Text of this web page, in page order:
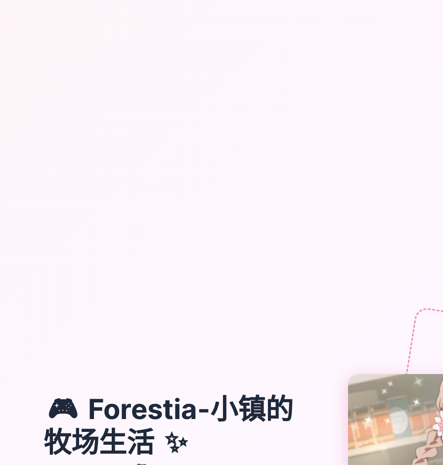
🎮 Forestia-小镇的
牧场生活 ✨